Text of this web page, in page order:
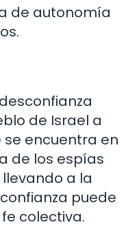
de autonomía
de Israel a
se encuentra en
de los espías
a la
puede
colectiva.